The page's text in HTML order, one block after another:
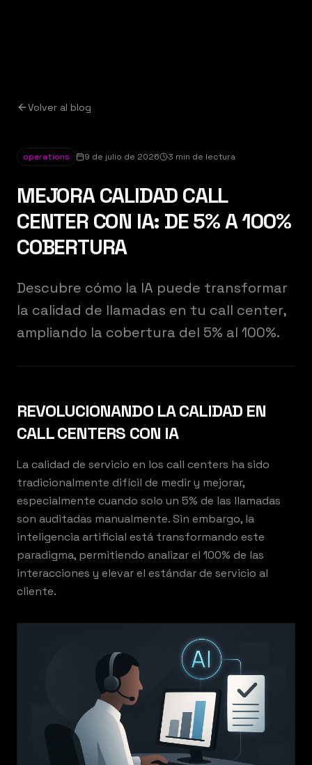
Volver al blog
operations 9 de julio de 2026 3 min de lectura
MEJORA CALIDAD CALL
CENTER CON IA: DE 5% A 100%
COBERTURA
Descubre cómo la IA puede transformar
la calidad de llamadas en tu call center,
ampliando la cobertura del 5% al 100%.
REVOLUCIONANDO LA CALIDAD EN
CALL CENTERS CON IA
La calidad de servicio en los call centers ha sido
tradicionalmente difícil de medir y mejorar,
especialmente cuando solo un 5% de las llamadas
son auditadas manualmente. Sin embargo, la
inteligencia artificial está transformando este
paradigma, permitiendo analizar el 100% de las
interacciones y elevar el estándar de servicio al
cliente.